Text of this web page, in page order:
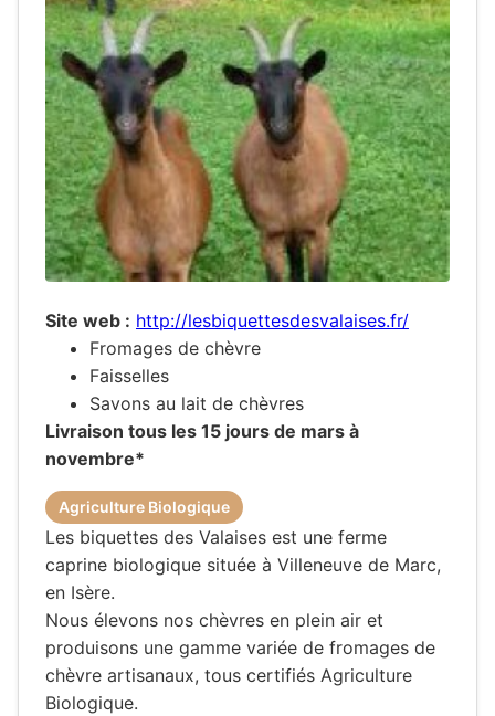
Site web : http://lesbiquettesdesvalaises.fr/
Fromages de chèvre
Faisselles
Savons au lait de chèvres
Livraison tous les 15 jours de mars à
novembre*
Agriculture Biologique
Les biquettes des Valaises est une ferme
caprine biologique située à Villeneuve de Marc,
en Isère.
Nous élevons nos chèvres en plein air et
produisons une gamme variée de fromages de
chèvre artisanaux, tous certifiés Agriculture
Biologique.